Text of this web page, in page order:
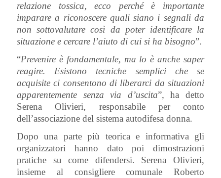
relazione tossica, ecco perché è importante
imparare a riconoscere quali siano i segnali da
non sottovalutare così da poter identificare la
situazione e cercare l’aiuto di cui si ha bisogno”.
“Prevenire è fondamentale, ma lo è anche saper
reagire. Esistono tecniche semplici che se
acquisite ci consentono di liberarci da situazioni
apparentemente senza via d’uscita”, ha detto
Serena Olivieri, responsabile per conto
dell’associazione del sistema autodifesa donna.
Dopo una parte più teorica e informativa gli
organizzatori hanno dato poi dimostrazioni
pratiche su come difendersi. Serena Olivieri,
insieme al consigliere comunale Roberto